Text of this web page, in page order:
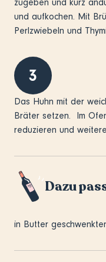
zugeben und kurz
und aufkochen. Mit
Perlzwiebeln und
3
Das Huhn mit der
Bräter setzen. Im
reduzieren und
Dazu
in Butter